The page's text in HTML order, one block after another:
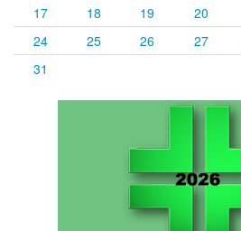
17
18 19 20
24
25 26 27
31